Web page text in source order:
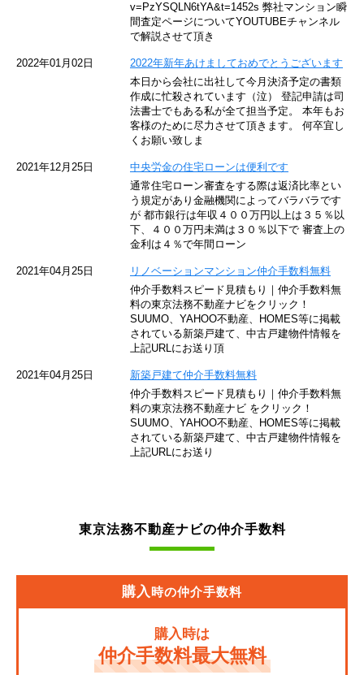
東京メトロ東西線
京王井の頭線
JR湘南新宿ライン
京王京王線
東京臨海高速鉄道
東急世田谷線
JR南武線
v=PzYSQLN6tYA&t=1452s 弊社マンション瞬
間査定ページについてYOUTUBEチャンネル
で解説させて頂き
2022年01月02日
2022年新年あけましておめでとうございます
本日から会社に出社して今月決済予定の書類
作成に忙殺されています（泣） 登記申請は司
法書士でもある私が全て担当予定。 本年もお
客様のために尽力させて頂きます。 何卒宜し
くお願い致しま
2021年12月25日
中央労金の住宅ローンは便利です
通常住宅ローン審査をする際は返済比率とい
う規定があり金融機関によってバラバラです
が 都市銀行は年収４００万円以上は３５％以
下、４００万円未満は３０％以下で 審査上の
金利は４％で年間ローン
2021年04月25日
リノベーションマンション仲介手数料無料
仲介手数料スピード見積もり｜仲介手数料無
料の東京法務不動産ナビをクリック！
SUUMO、YAHOO不動産、HOMES等に掲載
されている新築戸建て、中古戸建物件情報を
上記URLにお送り頂
2021年04月25日
新築戸建て仲介手数料無料
仲介手数料スピード見積もり｜仲介手数料無
料の東京法務不動産ナビ をクリック！
SUUMO、YAHOO不動産、HOMES等に掲載
されている新築戸建て、中古戸建物件情報を
上記URLにお送り
東京法務不動産ナビの仲介手数料
購入時の仲介手数料
購入時は
仲介手数料最大無料